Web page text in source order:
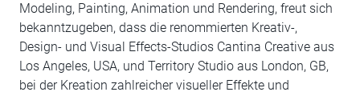
Modeling, Painting, Animation und Rendering, freut sich
bekanntzugeben, dass die renommierten Kreativ-,
Design- und Visual Effects-Studios Cantina Creative aus
Los Angeles, USA, und Territory Studio aus London, GB,
bei der Kreation zahlreicher visueller Effekte und